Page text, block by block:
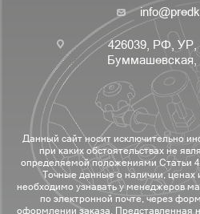
426039, РФ, УР,
Буммашевская,
Данный сайт носит исключительно
при каких обстоятельствах не
определяемой положениями Статьи
Точные данные о наличии, ценах
необходимо узнавать у менеджеров
по электронной почте, через
оформлении заказа. Представленная